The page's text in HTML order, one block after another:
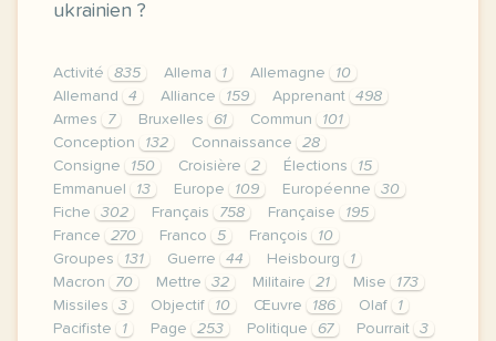
ukrainien ?
Activité 835 Allema 1 Allemagne
10
Allemand
4 Alliance 159 Apprenant
498
Armes
7 Bruxelles 61 Commun
101
Conception
132 Connaissance
28
Consigne
150 Croisière 2 Élections
15
Emmanuel
13 Europe 109 Européenne
30
Fiche
302 Français 758 Française
195
France
270 Franco 5 François
10
Groupes
131 Guerre 44 Heisbourg
1
Macron
70 Mettre 32 Militaire 21 Mise
173
Missiles
3 Objectif 10 Œuvre 186 Olaf
1
Pacifiste
1 Page 253 Politique 67 Pourrait
3